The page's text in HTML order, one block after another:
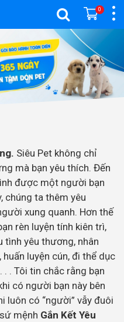
0
Siêu Pet không chỉ
mà bạn yêu thích. Đến
được một người bạn
chúng ta thêm yêu
xung quanh. Hơn thế
rèn luyện tính kiên trì,
tình yêu thương, nhân
luyện cún, đi thể dục
. Tôi tin chắc rằng bạn
có người bạn này bên
luôn có “người” vẫy đuôi
mệnh Gắn Kết Yêu